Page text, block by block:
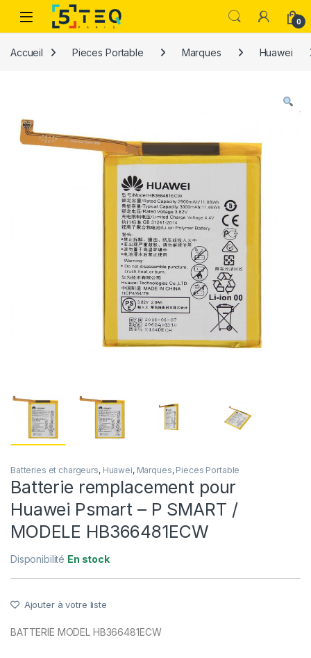
Passer à la navigation
Aller au contenu
0
Accueil Pieces Portable Marques Huawei
Batteries et chargeurs, Huawei, Marques, Pieces Portable
Batterie remplacement pour
Huawei Psmart – P SMART /
MODELE HB366481ECW
Disponibilité En stock
Ajouter à votre liste
BATTERIE MODEL HB366481ECW